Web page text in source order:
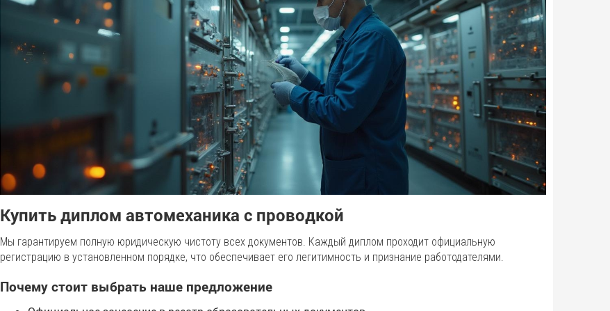
Купить диплом автомеханика с проводкой
Мы гарантируем полную юридическую чистоту всех документов. Каждый диплом проходит официальную
регистрацию в установленном порядке, что обеспечивает его легитимность и признание работодателями.
Почему стоит выбрать наше предложение